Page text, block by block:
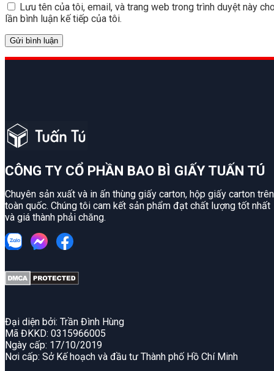
Lưu tên của tôi, email, và trang web trong trình duyệt này
lần bình luận kế tiếp của tôi.
CÔNG TY CỔ PHẦN BAO BÌ GIẤY TUẤN TÚ
Chuyên sản xuất và in ấn thùng giấy carton, hộp giấy carton trên
toàn quốc. Chúng tôi cam kết sản phẩm đạt chất lượng tốt nhất
và giá thành phải chăng.
Đại diện bởi: Trần Đình Hùng
Mã ĐKKD: 0315966005
Ngày cấp: 17/10/2019
Nơi cấp: Sở Kế hoạch và đầu tư Thành phố Hồ Chí Minh